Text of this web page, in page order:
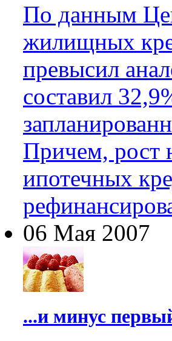
По данным
жилищных
превысил
составил
Причем, рост
ипотечных
06 Мая 2007
...и минус